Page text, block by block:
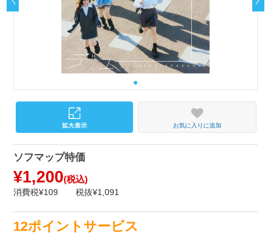
お気に入りに追加
ソフマップ特価
¥1,200(税込)
消費税¥109 税抜¥1,091
12ポイントサービス